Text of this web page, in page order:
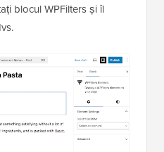
blocul WPFilters și îl